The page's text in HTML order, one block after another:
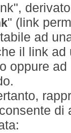
" (link
ad
il link
oppure